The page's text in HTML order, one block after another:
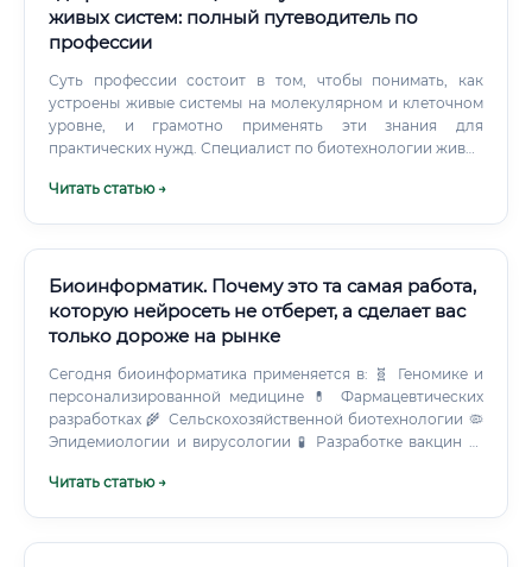
живых систем: полный путеводитель по
профессии
Суть профессии состоит в том, чтобы понимать, как
устроены живые системы на молекулярном и клеточном
уровне, и грамотно применять эти знания для
практических нужд. Специалист по биотехнологии живых
умеет читать генетический код, управлять метаболизмом
медицины.
Читать статью →
Биоинформатик. Почему это та самая работа,
которую нейросеть не отберет, а сделает вас
только дороже на рынке
Сегодня биоинформатика применяется в: 🧬 Геномике и
персонализированной медицине 💊 Фармацевтических
разработках 🌾 Сельскохозяйственной биотехнологии 🦠
Эпидемиологии и вирусологии 🧪 Разработке вакцин 🔬
занимается специалист каждый день ⚠️ Важно понимать:
Читать статью →